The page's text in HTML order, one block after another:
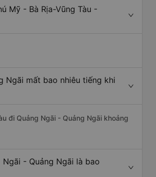
Mỹ - Bà Rịa-Vũng Tàu -
Ngãi mất bao nhiêu tiếng khi
đi Quảng Ngãi - Quảng Ngãi khoảng
- Quảng Ngãi là bao